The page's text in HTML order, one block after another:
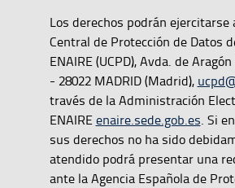
Los derechos podrán ejercitarse
Central de Protección de Datos
ENAIRE (UCPD), Avda. de
- 28022 MADRID (Madrid),
través de la Administración
ENAIREenaire.sede.gob.es. Si
sus derechos no ha sido
atendido podrá presentar una
ante la Agencia Española de